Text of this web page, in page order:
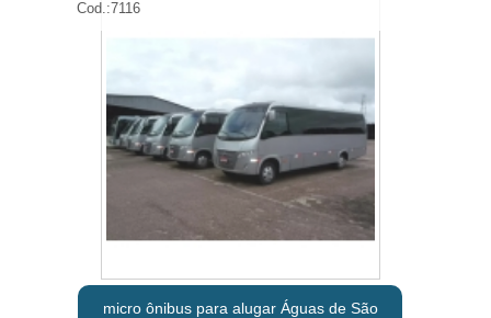
Cod.:7116
micro ônibus para alugar Águas de São